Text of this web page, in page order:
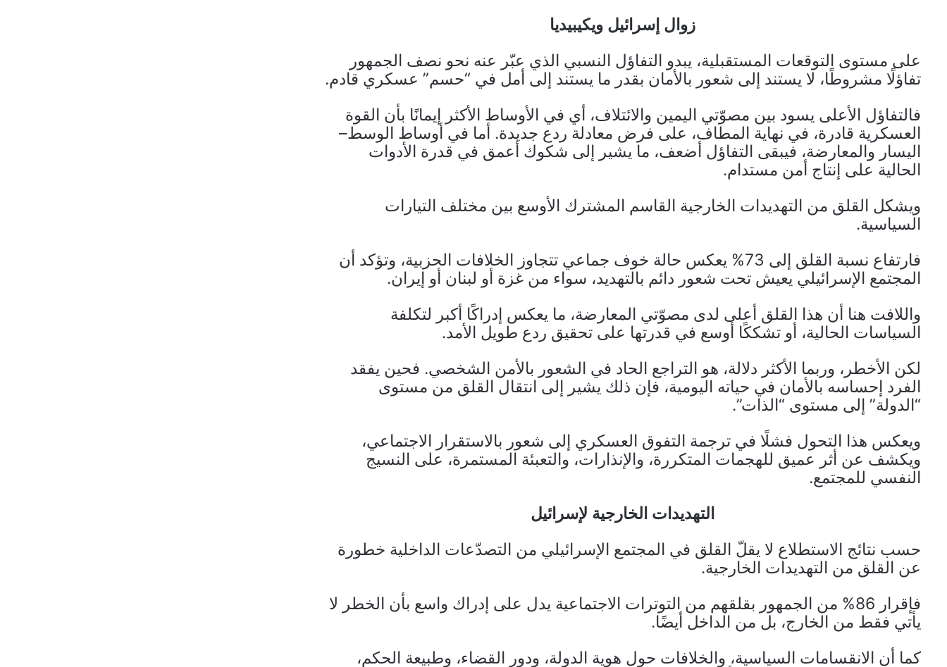
زوال إسرائيل ويكيبيديا
على مستوى التوقعات المستقبلية، يبدو التفاؤل النسبي الذي عبّر عنه نحو نصف الجمهور
تفاؤلًا مشروطًا، لا يستند إلى شعور بالأمان بقدر ما يستند إلى أمل في “حسم” عسكري قادم.
فالتفاؤل الأعلى يسود بين مصوّتي اليمين والائتلاف، أي في الأوساط الأكثر إيمانًا بأن القوة
العسكرية قادرة، في نهاية المطاف، على فرض معادلة ردع جديدة. أما في أوساط الوسط–
اليسار والمعارضة، فيبقى التفاؤل أضعف، ما يشير إلى شكوك أعمق في قدرة الأدوات
الحالية على إنتاج أمن مستدام.
ويشكل القلق من التهديدات الخارجية القاسم المشترك الأوسع بين مختلف التيارات
السياسية.
فارتفاع نسبة القلق إلى 73% يعكس حالة خوف جماعي تتجاوز الخلافات الحزبية، وتؤكد أن
المجتمع الإسرائيلي يعيش تحت شعور دائم بالتهديد، سواء من غزة أو لبنان أو إيران.
واللافت هنا أن هذا القلق أعلى لدى مصوّتي المعارضة، ما يعكس إدراكًا أكبر لتكلفة
السياسات الحالية، أو تشككًا أوسع في قدرتها على تحقيق ردع طويل الأمد.
لكن الأخطر، وربما الأكثر دلالة، هو التراجع الحاد في الشعور بالأمن الشخصي. فحين يفقد
الفرد إحساسه بالأمان في حياته اليومية، فإن ذلك يشير إلى انتقال القلق من مستوى
“الدولة” إلى مستوى “الذات”.
ويعكس هذا التحول فشلًا في ترجمة التفوق العسكري إلى شعور بالاستقرار الاجتماعي،
ويكشف عن أثر عميق للهجمات المتكررة، والإنذارات، والتعبئة المستمرة، على النسيج
النفسي للمجتمع.
التهديدات الخارجية لإسرائيل
حسب نتائج الاستطلاع لا يقلّ القلق في المجتمع الإسرائيلي من التصدّعات الداخلية خطورة
عن القلق من التهديدات الخارجية.
فإقرار 86% من الجمهور بقلقهم من التوترات الاجتماعية يدل على إدراك واسع بأن الخطر لا
يأتي فقط من الخارج، بل من الداخل أيضًا.
كما أن الانقسامات السياسية، والخلافات حول هوية الدولة، ودور القضاء، وطبيعة الحكم،